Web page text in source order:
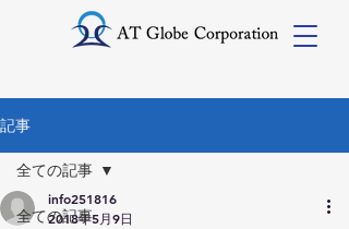
記事
全ての記事
全ての記事
info251816
2018年5月9日